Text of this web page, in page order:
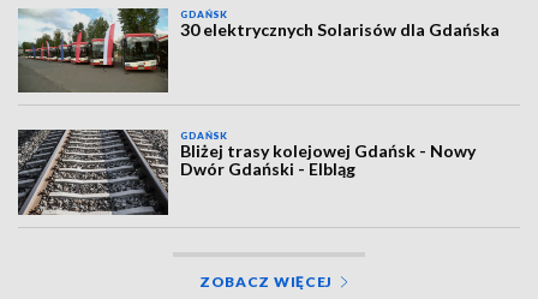
GDAŃSK
30 elektrycznych Solarisów dla Gdańska
GDAŃSK
Bliżej trasy kolejowej Gdańsk - Nowy
Dwór Gdański - Elbląg
ZOBACZ WIĘCEJ